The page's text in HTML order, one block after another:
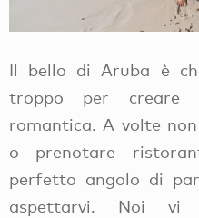
Il bello di Aruba è
troppo per creare
romantica. A volte
o prenotare
perfetto angolo di
aspettarvi. Noi vi